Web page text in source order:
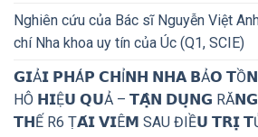
Nghiên cứu của Bác sĩ Nguyễn Việt
chí Nha khoa uy tín của Úc (Q1, SCIE)
𝗚𝗜Ả𝗜 𝗣𝗛Á𝗣 𝗖𝗛Ỉ𝗡𝗛 𝗡𝗛𝗔 𝗕Ả𝗢
HÔ 𝗛𝗜Ệ𝗨 𝗤𝗨Ả – 𝗧𝗔̣̂𝗡 𝗗𝗨̣𝗡𝗚
𝗧𝗛Ế R6 Ṭ𝗔́𝗜 𝗩𝗜Ê𝗠 SAU ĐIỀ𝗨 𝗧𝗥𝗜̣